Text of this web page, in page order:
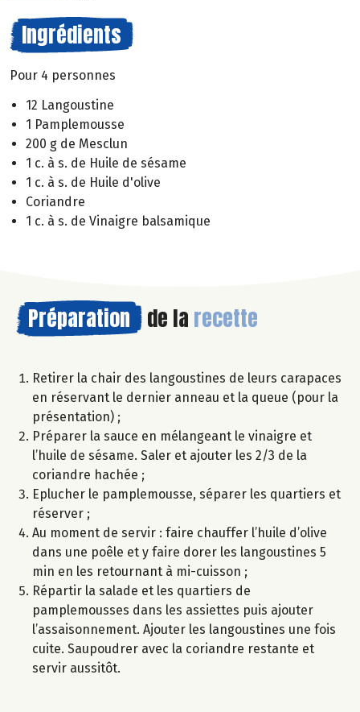
Ingrédients
Pour 4 personnes
12 Langoustine
1 Pamplemousse
200 g de Mesclun
1 c. à s. de Huile de sésame
1 c. à s. de Huile d'olive
Coriandre
1 c. à s. de Vinaigre balsamique
Préparation de la recette
Retirer la chair des langoustines de leurs carapaces
en réservant le dernier anneau et la queue (pour la
présentation) ;
Préparer la sauce en mélangeant le vinaigre et
l’huile de sésame. Saler et ajouter les 2/3 de la
coriandre hachée ;
Eplucher le pamplemousse, séparer les quartiers et
réserver ;
Au moment de servir : faire chauffer l’huile d’olive
dans une poêle et y faire dorer les langoustines 5
min en les retournant à mi-cuisson ;
Répartir la salade et les quartiers de
pamplemousses dans les assiettes puis ajouter
l’assaisonnement. Ajouter les langoustines une fois
cuite. Saupoudrer avec la coriandre restante et
servir aussitôt.